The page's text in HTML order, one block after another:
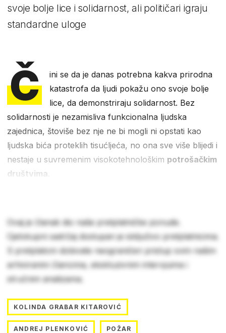
svoje bolje lice i solidarnost, ali političari igraju
standardne uloge
Č
ini se da je danas potrebna kakva prirodna
katastrofa da ljudi pokažu ono svoje bolje
lice, da demonstriraju solidarnost. Bez
solidarnosti je nezamisliva funkcionalna ljudska
zajednica, štoviše bez nje ne bi mogli ni opstati kao
ljudska bića proteklih tisućljeća, no ona sve više blijedi i
nestaje u suvremenim visokotehnološkim potrošačkim
društvima
Ovaj je članak dio naše pretplatničke ponude.
Cjelokupni sadržaj dostupan je isključivo pretplatnicima.
S pretplatom dobivate neograničen pristup svim našim
arhiviranim člancima, ekskluzivnim intervjuima i
stručnim analizama.
KOLINDA GRABAR KITAROVIĆ
ANDREJ PLENKOVIĆ POŽAR